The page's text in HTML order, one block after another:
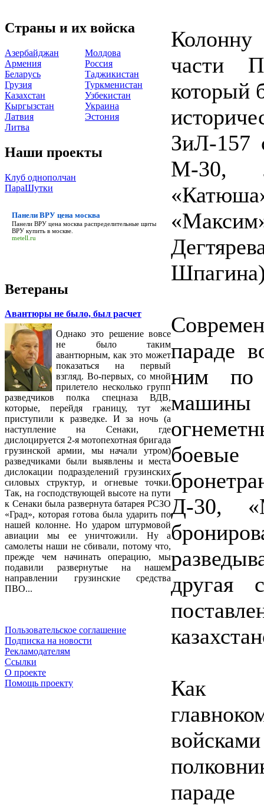
Страны и их войска
Азербайджан
Армения
Беларусь
Грузия
Казахстан
Кыргызстан
Латвия
Литва
Молдова
Россия
Таджикистан
Туркменистан
Узбекистан
Украина
Эстония
Наши проекты
Клуб однополчан
ПараШутки
Панели ВРУ цена москва
Панели ВРУ цена москвараспределительные щиты
ВРУ купить в москве.
metell.ru
Ветераны
Авантюры не было, был расчет
Однако это решение вовсе
не было таким
авантюрным, как это может
показаться на первый
взгляд. Во-первых, со мной
прилетело несколько групп
разведчиков полка спецназа ВДВ,
которые, перейдя границу, тут же
приступили к разведке. И за ночь (а
наступление на Сенаки, где
дислоцируется 2-я мотопехотная бригада
грузинской армии, мы начали утром)
разведчиками были выявлены и места
дислокации подразделений грузинских
силовых структур, и огневые точки.
Так, на господствующей высоте на пути
к Сенаки была развернута батарея РСЗО
«Град», которая готова была ударить по
нашей колонне. Но ударом штурмовой
авиации мы ее уничтожили. Ну а
самолеты наши не сбивали, потому что,
прежде чем начинать операцию, мы
подавили развернутые на нашем
направлении грузинские средства
ПВО...
Пользовательское соглашение
Подписка на новости
Рекламодателям
Ссылки
О проекте
Помощь проекту
Колонну
части
который
ЗиЛ-157
М-30,
параде
ним по
машины
Д-30,
другая
Как
параде